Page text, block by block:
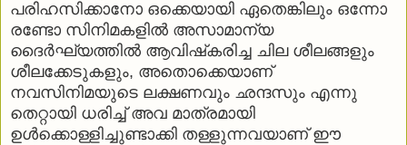
പരിഹസിക്കാനോ ഒക്കെയായി ഏതെങ്കിലും ഒന്നോ
രണ്ടോ സിനിമകളില്‍ അസാമാന്യ
ദൈര്‍ഘ്യത്തില്‍ ആവിഷ്‌കരിച്ച ചില ശീലങ്ങളും
ശീലക്കേടുകളും, അതൊക്കെയാണ്
നവസിനിമയുടെ ലക്ഷണവും ഛന്ദസും എന്നു
തെറ്റായി ധരിച്ച് അവ മാത്രമായി
ഉള്‍ക്കൊള്ളിച്ചുണ്ടാക്കി തള്ളുന്നവയാണ് ഈ